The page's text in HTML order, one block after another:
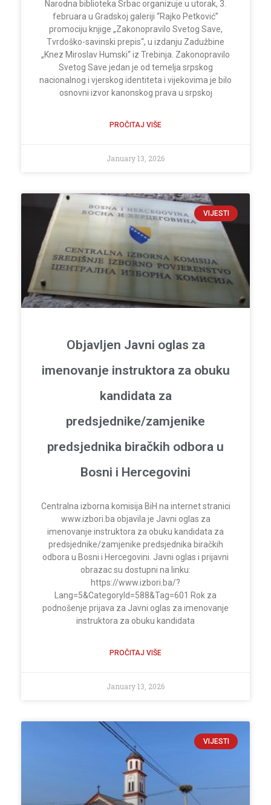
Narodna biblioteka Srbac organizuje u utorak, 3.
februara u Gradskoj galeriji “Rajko Petković”
promociju knjige „Zakonopravilo Svetog Save,
Tvrdoško-savinski prepis“, u izdanju Zadužbine
„Knez Miroslav Humski“ iz Trebinja. Zakonopravilo
Svetog Save jedan je od temelja srpskog
nacionalnog i vjerskog identiteta i vijekovima je bilo
osnovni izvor kanonskog prava u srpskoj
PROČITAJ VIŠE
January 13, 2026
VIJESTI
Objavljen Javni oglas za
imenovanje instruktora za obuku
kandidata za
predsjednike/zamjenike
predsjednika biračkih odbora u
Bosni i Hercegovini
Centralna izborna komisija BiH na internet stranici
www.izbori.ba objavila je Javni oglas za
imenovanje instruktora za obuku kandidata za
predsjednike/zamjenike predsjednika biračkih
odbora u Bosni i Hercegovini. Javni oglas i prijavni
obrazac su dostupni na linku:
https://www.izbori.ba/?
Lang=5&CategoryId=588&Tag=601 Rok za
podnošenje prijava za Javni oglas za imenovanje
instruktora za obuku kandidata
PROČITAJ VIŠE
January 13, 2026
VIJESTI